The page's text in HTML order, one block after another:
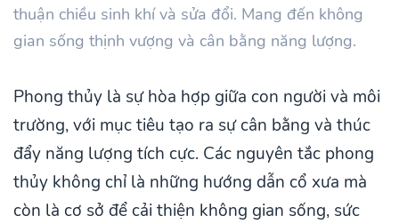
thuận chiều sinh khí và sửa đổi. Mang đến không
gian sống thịnh vượng và cân bằng năng lượng.
Phong thủy là sự hòa hợp giữa con người và môi
trường, với mục tiêu tạo ra sự cân bằng và thúc
đẩy năng lượng tích cực. Các nguyên tắc phong
thủy không chỉ là những hướng dẫn cổ xưa mà
còn là cơ sở để cải thiện không gian sống, sức